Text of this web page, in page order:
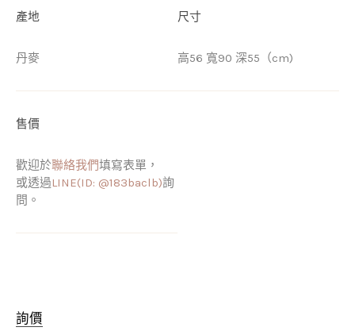
產地
丹麥
尺寸
高56 寬90 深55（cm)
售價
歡迎於聯絡我們填寫表單，
或透過LINE(ID: @183baclb)詢
問。
詢價